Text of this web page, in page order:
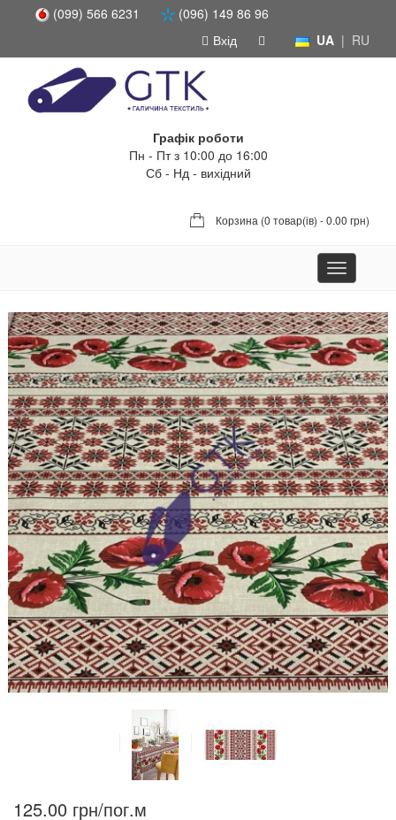
(099) 566 6231
(096) 149 86 96
UA | RU
Вхід
Графік роботи
Пн - Пт з 10:00 до 16:00
Сб - Нд - вихідний
Корзина (0 товар(ів) - 0.00 грн)
Toggle
navigation
125.00 грн/пог.м